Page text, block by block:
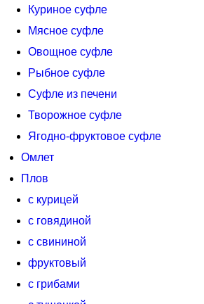
Куриное суфле
Мясное суфле
Овощное суфле
Рыбное суфле
Суфле из печени
Творожное суфле
Ягодно-фруктовое суфле
Омлет
Плов
с курицей
с говядиной
с свининой
фруктовый
с грибами